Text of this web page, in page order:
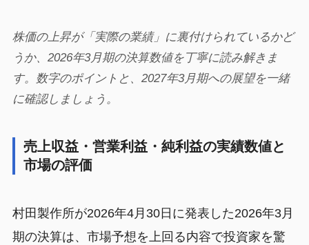
株価の上昇が「実際の業績」に裏付けられているかど
うか、2026年3月期の決算数値を丁寧に読み解きま
す。数字のポイントと、2027年3月期への展望を一緒
に確認しましょう。
売上収益・営業利益・純利益の実績数値と
市場の評価
村田製作所が2026年4月30日に発表した2026年3月
期の決算は、市場予想を上回る内容で投資家を驚